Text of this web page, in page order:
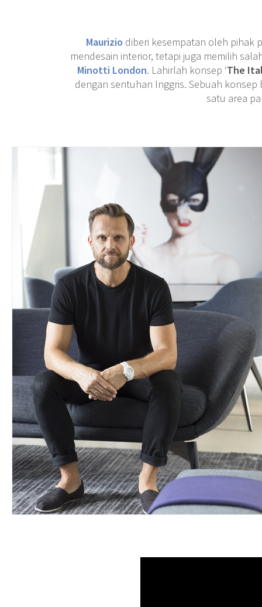
Maurizio diberi kesempatan oleh pihak
mendesain interior, tetapi juga memilih
Minotti London. Lahirlah konsep ‘The
dengan sentuhan Inggris. Sebuah
satu area